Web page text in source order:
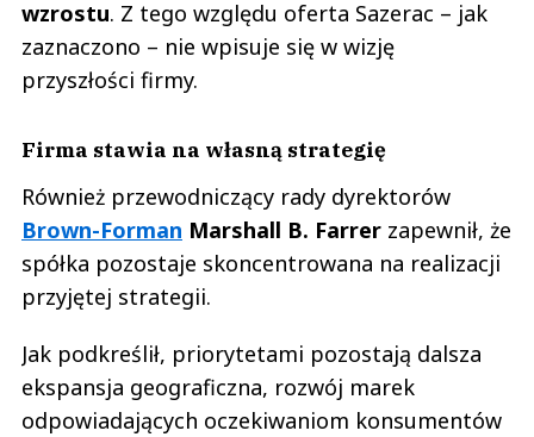
wzrostu. Z tego względu oferta Sazerac – jak
zaznaczono – nie wpisuje się w wizję
przyszłości firmy.
Firma stawia na własną strategię
Również przewodniczący rady dyrektorów
Brown-Forman Marshall B. Farrer zapewnił, że
spółka pozostaje skoncentrowana na realizacji
przyjętej strategii.
Jak podkreślił, priorytetami pozostają dalsza
ekspansja geograficzna, rozwój marek
odpowiadających oczekiwaniom konsumentów